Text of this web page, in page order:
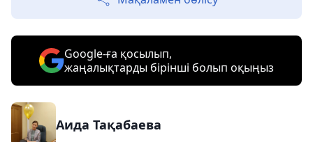
Google-ға қосылып,
жаңалықтарды бірінші болып оқыңыз
Аида Тақабаева